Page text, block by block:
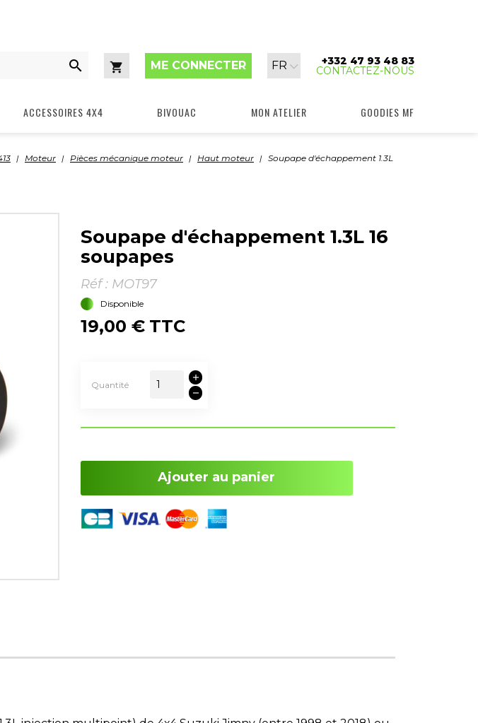

Panier
ME CONNECTER
Langue
:
FR +332 47 93 48 83
CONTACTEZ-NOUS
ACCESSOIRES 4X4 BIVOUAC MON ATELIER GOODIES MF
Moteur Pièces mécanique moteur Haut moteur
Soupape d'échappement 1.3L
Soupape d'échappement 1.3L 16
soupapes
Réf : MOT97
Disponible
19,00 € TTC
Quantité
Ajouter au panier